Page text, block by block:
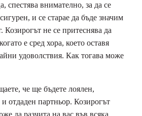
спестява внимателно, за да се
и се старае да бъде значим
Козирогът не се притеснява да
е сред хора, което оставя
удоволствия. Как тогава може
че ще бъдете лоялен,
отдаден партньор. Козирогът